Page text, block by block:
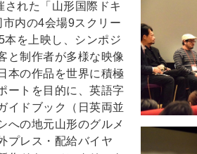
れた「山形国際ドキ
内の4会場9スクリー
を上映し、シンポジ
と制作者が多様な映像
本の作品を世界に積極
ートを目的に、英語字
イドブック（日英両並
への地元山形のグルメ
プレス・配給バイヤ